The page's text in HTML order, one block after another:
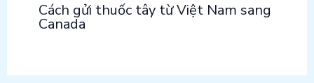
Cách gửi thuốc tây từ Việt Nam sang
Canada